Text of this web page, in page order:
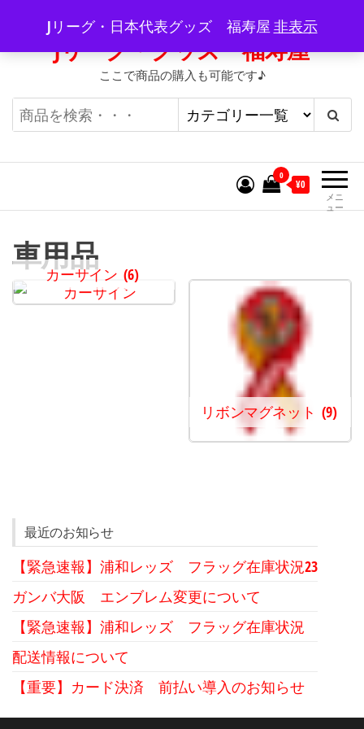
テ
ツ
プ
Jリーグ・日本代表グッズ 福寿屋 非表示
Jリーグ・グッズ 福寿屋
ここで商品の購入も可能です♪
メニ
ュー
0
¥0
車用品
カーサイン (6)
リボンマグネット (9)
最近のお知らせ
【緊急速報】浦和レッズ フラッグ在庫状況23
ガンバ大阪 エンブレム変更について
【緊急速報】浦和レッズ フラッグ在庫状況
配送情報について
【重要】カード決済 前払い導入のお知らせ